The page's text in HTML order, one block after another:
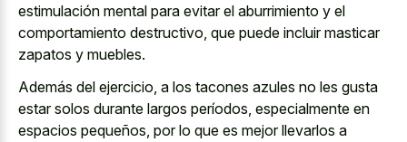
estimulación mental para evitar el aburrimiento y el
comportamiento destructivo, que puede incluir masticar
zapatos y muebles.
Además del ejercicio, a los tacones azules no les gusta
estar solos durante largos períodos, especialmente en
espacios pequeños, por lo que es mejor llevarlos a